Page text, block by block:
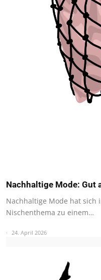
Nachhaltige Mode: Gut
Nachhaltige Mode hat sich
Nischenthema zu einem…
24. April 2026